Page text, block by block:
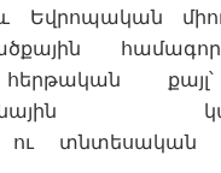
Եվրոպական
ու տնտեսական